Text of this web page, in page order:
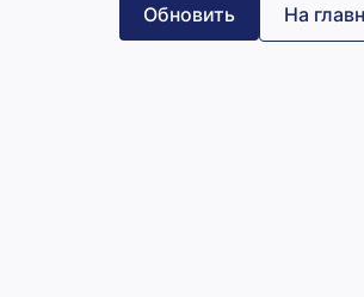
Обновить На